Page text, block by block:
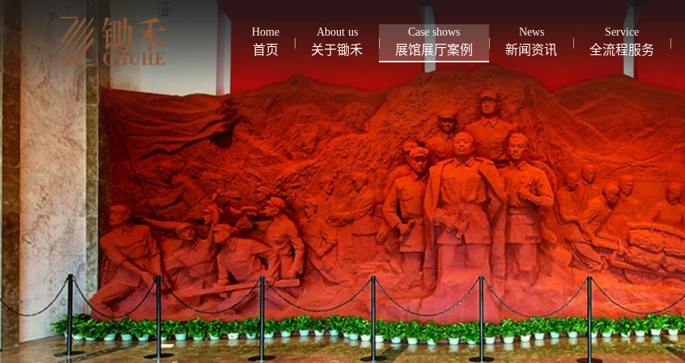
首页
Home
关于锄禾
About us
展馆展厅案例
Case shows
新闻资讯
News
全流程服务
Service